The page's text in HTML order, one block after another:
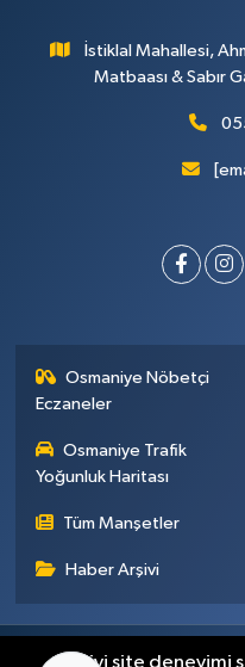
İstiklal Mahallesi,
Matbaası & Sabır
Osmaniye Nöbetçi
Eczaneler
Osmaniye Trafik
Yoğunluk Haritası
Tüm Manşetler
Haber Arşivi
Künye
En iyi site